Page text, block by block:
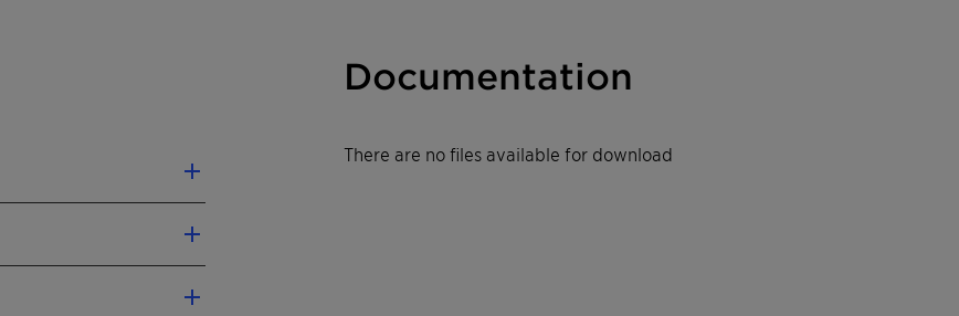
Documentation
There are no files available for download